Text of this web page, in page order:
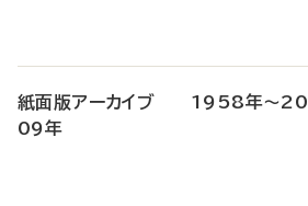
紙面版アーカイブ 1958年～20
09年